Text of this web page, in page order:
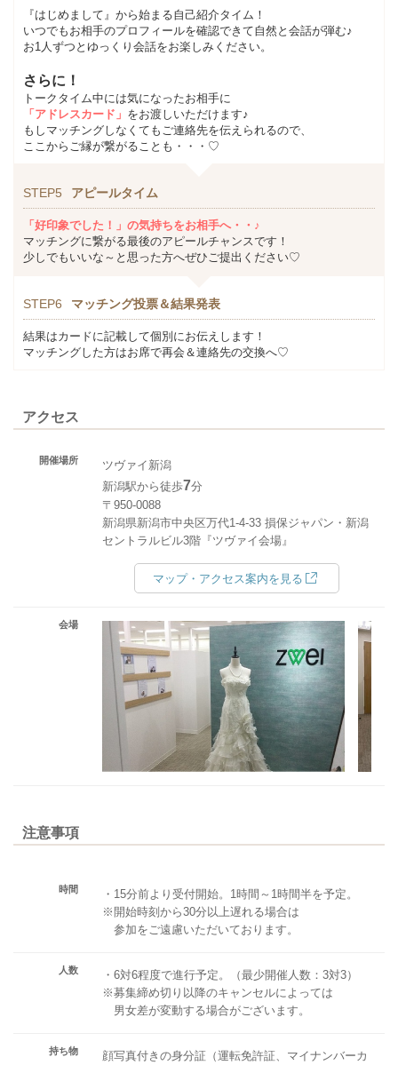
『はじめまして』から始まる自己紹介タイム！
いつでもお相手のプロフィールを確認できて自然と会話が弾む♪
お1人ずつとゆっくり会話をお楽しみください。
さらに！
トークタイム中には気になったお相手に
「アドレスカード」 をお渡しいただけます♪
もしマッチングしなくてもご連絡先を伝えられるので、
ここからご縁が繋がることも・・・♡
STEP5 アピールタイム
「好印象でした！」の気持ちをお相手へ・・♪
マッチングに繋がる最後のアピールチャンスです！
少しでもいいな～と思った方へぜひご提出ください♡
STEP6 マッチング投票＆結果発表
結果はカードに記載して個別にお伝えします！
マッチングした方はお席で再会＆連絡先の交換へ♡
アクセス
開催場所
ツヴァイ新潟
新潟駅から徒歩7分
〒950-0088
新潟県新潟市中央区万代1-4-33 損保ジャパン・新潟
セントラルビル3階『ツヴァイ会場』
マップ・アクセス案内を見る
会場
注意事項
時間
・15分前より受付開始。1時間～1時間半を予定。
※開始時刻から30分以上遅れる場合は
参加をご遠慮いただいております。
人数
・6対6程度で進行予定。（最少開催人数：3対3）
※募集締め切り以降のキャンセルによっては
男女差が変動する場合がございます。
持ち物
顔写真付きの身分証（運転免許証、マイナンバーカ